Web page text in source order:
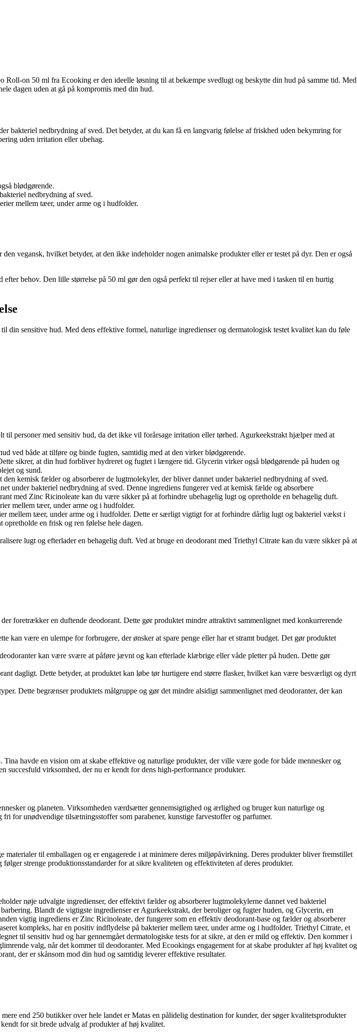
on 50 ml fra Ecooking er den ideelle løsning til at bekæmpe svedlugt og beskytte din hud på samme tid. Med
dagen uden at gå på kompromis med din hud.
bakteriel nedbrydning af sved. Det betyder, at du kan få en langvarig følelse af friskhed uden bekymring for
uden irritation eller ubehag.
blødgørende.
nedbrydning af sved.
mellem tæer, under arme og i hudfolder.
vegansk, hvilket betyder, at den ikke indeholder nogen animalske produkter eller er testet på dyr. Den er også
behov. Den lille størrelse på 50 ml gør den også perfekt til rejser eller at have med i tasken til en hurtig
sensitive hud. Med dens effektive formel, naturlige ingredienser og dermatologisk testet kvalitet kan du føle
personer med sensitiv hud, da det ikke vil forårsage irritation eller tørhed. Agurkeekstrakt hjælper med at
ved både at tilføre og binde fugten, samtidig med at den virker blødgørende.
sikrer, at din hud forbliver hydreret og fugtet i længere tid. Glycerin virker også blødgørende på huden og
og sund.
kemisk fælder og absorberer de lugtmolekyler, der bliver dannet under bakteriel nedbrydning af sved.
under bakteriel nedbrydning af sved. Denne ingrediens fungerer ved at kemisk fælde og absorbere
med Zinc Ricinoleate kan du være sikker på at forhindre ubehagelig lugt og opretholde en behagelig duft.
mellem tæer, under arme og i hudfolder.
mellem tæer, under arme og i hudfolder. Dette er særligt vigtigt for at forhindre dårlig lugt og bakteriel vækst i
en frisk og ren følelse hele dagen.
lugt og efterlader en behagelig duft. Ved at bruge en deodorant med Triethyl Citrate kan du være sikker på at
foretrækker en duftende deodorant. Dette gør produktet mindre attraktivt sammenlignet med konkurrerende
kan være en ulempe for forbrugere, der ønsker at spare penge eller har et stramt budget. Det gør produktet
kan være svære at påføre jævnt og kan efterlade klæbrige eller våde pletter på huden. Dette gør
dagligt. Dette betyder, at produktet kan løbe tør hurtigere end større flasker, hvilket kan være besværligt og dyrt
Dette begrænser produktets målgruppe og gør det mindre alsidigt sammenlignet med deodoranter, der kan
havde en vision om at skabe effektive og naturlige produkter, der ville være gode for både mennesker og
succesfuld virksomhed, der nu er kendt for dens high-performance produkter.
og planeten. Virksomheden værdsætter gennemsigtighed og ærlighed og bruger kun naturlige og
for unødvendige tilsætningsstoffer som parabener, kunstige farvestoffer og parfumer.
til emballagen og er engagerede i at minimere deres miljøpåvirkning. Deres produkter bliver fremstillet
strenge produktionsstandarder for at sikre kvaliteten og effektiviteten af deres produkter.
nøje udvalgte ingredienser, der effektivt fælder og absorberer lugtmolekylerne dannet ved bakteriel
Blandt de vigtigste ingredienser er Agurkeekstrakt, der beroliger og fugter huden, og Glycerin, en
vigtig ingrediens er Zinc Ricinoleate, der fungerer som en effektiv deodorant-base og fælder og absorberer
kompleks, har en positiv indflydelse på bakterier mellem tæer, under arme og i hudfolder. Triethyl Citrate, et
til sensitiv hud og har gennemgået dermatologiske tests for at sikre, at den er mild og effektiv. Den kommer i
valg, når det kommer til deodoranter. Med Ecookings engagement for at skabe produkter af høj kvalitet og
der er skånsom mod din hud og samtidig leverer effektive resultater.
end 250 butikker over hele landet er Matas en pålidelig destination for kunder, der søger kvalitetsprodukter
for sit brede udvalg af produkter af høj kvalitet.